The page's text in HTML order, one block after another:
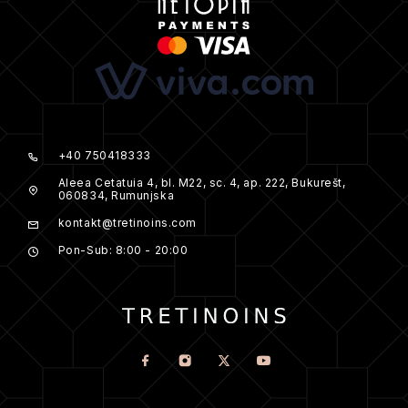
+40 750418333
Aleea Cetatuia 4, bl. M22, sc. 4, ap. 222, Bukurešt,
060834, Rumunjska
kontakt@tretinoins.com
Pon-Sub: 8:00 - 20:00